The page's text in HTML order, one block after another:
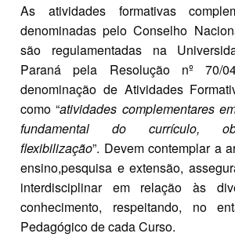
As atividades formativas
denominadas pelo Conselho
são regulamentadas na
Paraná pela Resolução nº 70/
denominação de Atividades
como “atividades complementares
fundamental do currículo,
flexibilização”. Devem contemplar a
ensino,pesquisa e extensão,
interdisciplinar em relação às
conhecimento, respeitando, no
Pedagógico de cada Curso.